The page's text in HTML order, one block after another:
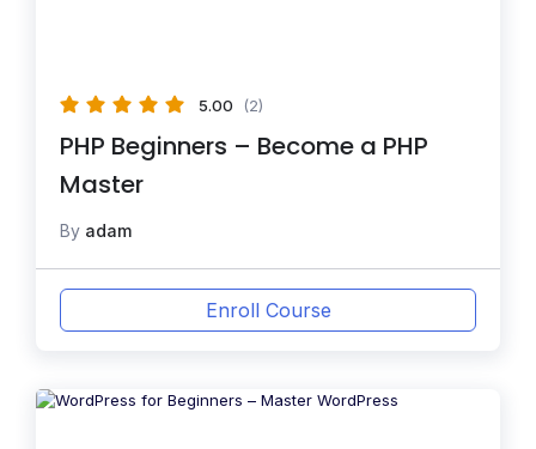
5.00 (2)
PHP Beginners – Become a PHP
Master
By adam
Enroll Course